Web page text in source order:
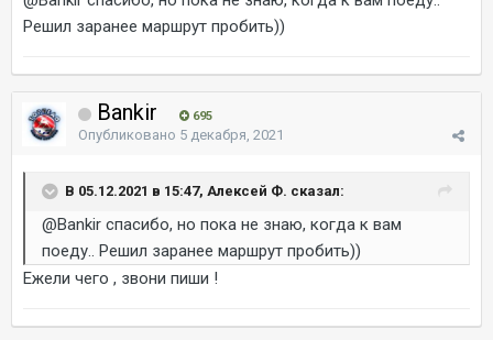
Решил заранее маршрут пробить))
Bankir 695
Опубликовано 5 декабря, 2021
В 05.12.2021 в 15:47, Алексей Ф. сказал:
@Bankir спасибо, но пока не знаю, когда к вам
поеду.. Решил заранее маршрут пробить))
Ежели чего , звони пиши !